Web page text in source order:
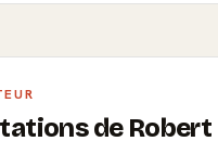
de Robert